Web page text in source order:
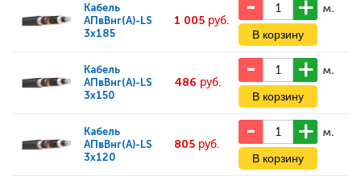
Кабель
АПвВнг(А)-LS
3x185
1 005 руб.
м.
Кабель
АПвВнг(А)-LS
3x150
486 руб.
м.
Кабель
АПвВнг(А)-LS
3x120
805 руб.
м.